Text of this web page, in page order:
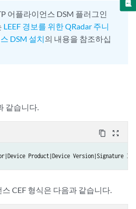
어플라이언스 DSM 플러그인
LEEF 경보를 위한 QRadar 주니
DSM 설치의 내용을 참조하십
같습니다.
content_copy zoom_out_map
CEF 형식은 다음과 같습니다.